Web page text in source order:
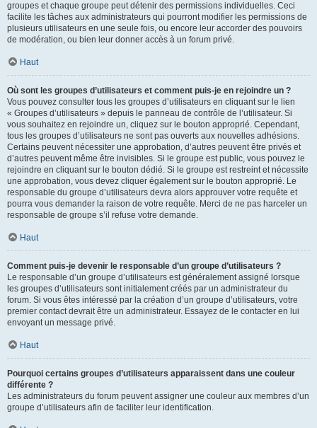
groupes et chaque groupe peut détenir des permissions individuelles. Ceci
facilite les tâches aux administrateurs qui pourront modifier les permissions de
plusieurs utilisateurs en une seule fois, ou encore leur accorder des pouvoirs
de modération, ou bien leur donner accès à un forum privé.
Haut
Où sont les groupes d’utilisateurs et comment puis-je en rejoindre un ?
Vous pouvez consulter tous les groupes d’utilisateurs en cliquant sur le lien
« Groupes d’utilisateurs » depuis le panneau de contrôle de l’utilisateur. Si
vous souhaitez en rejoindre un, cliquez sur le bouton approprié. Cependant,
tous les groupes d’utilisateurs ne sont pas ouverts aux nouvelles adhésions.
Certains peuvent nécessiter une approbation, d’autres peuvent être privés et
d’autres peuvent même être invisibles. Si le groupe est public, vous pouvez le
rejoindre en cliquant sur le bouton dédié. Si le groupe est restreint et nécessite
une approbation, vous devez cliquer également sur le bouton approprié. Le
responsable du groupe d’utilisateurs devra alors approuver votre requête et
pourra vous demander la raison de votre requête. Merci de ne pas harceler un
responsable de groupe s’il refuse votre demande.
Haut
Comment puis-je devenir le responsable d’un groupe d’utilisateurs ?
Le responsable d’un groupe d’utilisateurs est généralement assigné lorsque
les groupes d’utilisateurs sont initialement créés par un administrateur du
forum. Si vous êtes intéressé par la création d’un groupe d’utilisateurs, votre
premier contact devrait être un administrateur. Essayez de le contacter en lui
envoyant un message privé.
Haut
Pourquoi certains groupes d’utilisateurs apparaissent dans une couleur
différente ?
Les administrateurs du forum peuvent assigner une couleur aux membres d’un
groupe d’utilisateurs afin de faciliter leur identification.